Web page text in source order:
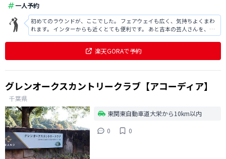
一人予約
初めてのラウンドが、ここでした。 フェアウェイも広く、気持ちよくまわ
れます。 インターからも近くとても便利です。 あと吉本の芸人さんを、よ
く見かけます笑
楽天GORAで予約
グレンオークスカントリークラブ【アコーディア】
千葉県
東関東自動車道大栄から10km以内
0
0